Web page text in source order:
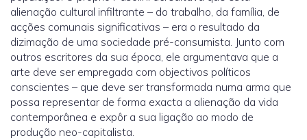
alienação cultural infiltrante – do trabalho, da família, de
acções comunais significativas – era o resultado da
dizimação de uma sociedade pré-consumista. Junto com
outros escritores da sua época, ele argumentava que a
arte deve ser empregada com objectivos políticos
conscientes – que deve ser transformada numa arma que
possa representar de forma exacta a alienação da vida
contemporânea e expôr a sua ligação ao modo de
produção neo-capitalista.